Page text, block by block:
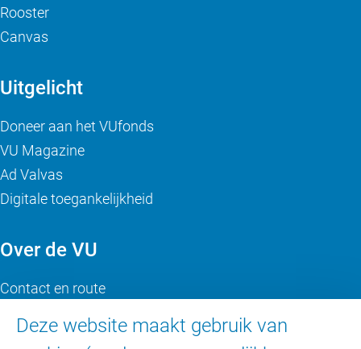
Deze website maakt gebruik van
Rooster
Canvas
Uitgelicht
Doneer aan het VUfonds
VU Magazine
Ad Valvas
Digitale toegankelijkheid
Over de VU
Contact en route
Faculteiten